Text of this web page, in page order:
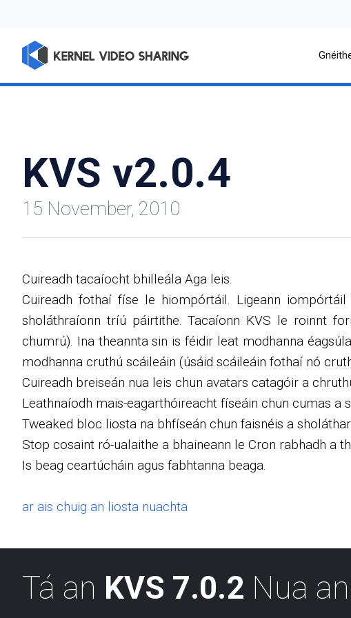
KVS v2.0.4
15 November, 2010
Cuireadh tacaíocht bhilleála Aga leis.
Cuireadh fothaí físe le hiompórtáil. Ligeann
sholáthraíonn tríú páirtithe. Tacaíonn KVS le roinnt
chumrú). Ina theannta sin is féidir leat modhanna
modhanna cruthú scáileáin (úsáid scáileáin fothaí nó
Cuireadh breiseán nua leis chun avatars catagóir a
Leathnaíodh mais-eagarthóireacht físeáin chun cumas
Tweaked bloc liosta na bhfíseán chun faisnéis a
Stop cosaint ró-ualaithe a bhaineann le Cron rabhadh a
Is beag ceartúcháin agus fabhtanna beaga.
ar ais chuig an liosta nuachta
Tá an KVS 7.0.2 Nua